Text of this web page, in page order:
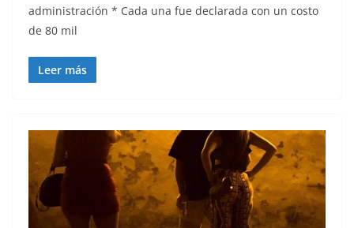
administración * Cada una fue declarada con un costo
de 80 mil
Leer más